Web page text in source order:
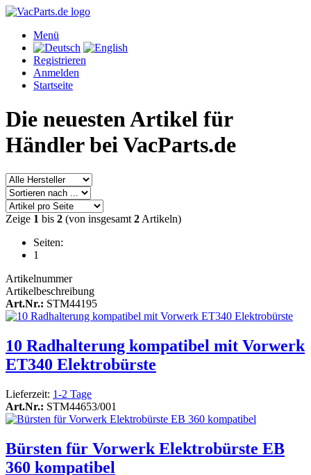
Menü
Registrieren
Anmelden
Startseite
Die neuesten Artikel für
Händler bei VacParts.de
Zeige 1 bis 2 (von insgesamt 2 Artikeln)
Seiten:
1
Artikelnummer
Artikelbeschreibung
Art.Nr.: STM44195
10 Radhalterung kompatibel mit Vorwerk
ET340 Elektrobürste
Lieferzeit: 1-2 Tage
Art.Nr.: STM44653/001
Bürsten für Vorwerk Elektrobürste EB
360 kompatibel